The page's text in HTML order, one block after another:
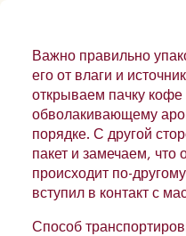
Важно правильно
его от влаги и
открываем пачку
обволакивающему
порядке. С другой
пакет и замечаем, что
происходит по-
вступил в контакт с
Способ